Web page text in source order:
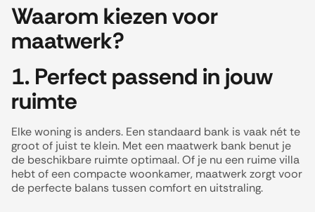
Waarom kiezen voor
maatwerk?
1. Perfect passend in jouw
ruimte
Elke woning is anders. Een standaard bank is vaak nét te
groot of juist te klein. Met een maatwerk bank benut je
de beschikbare ruimte optimaal. Of je nu een ruime villa
hebt of een compacte woonkamer, maatwerk zorgt voor
de perfecte balans tussen comfort en uitstraling.